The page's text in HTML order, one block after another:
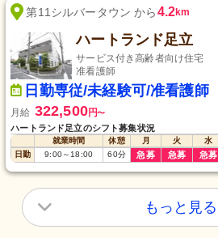
第11シルバータウン から4.2km
ハートランド足立
サービス付き高齢者向け住宅
准看護師
日勤専従/未経験可/准看護師
月給 322,500円〜
ハートランド足立のシフト募集状況
就業時間 休憩 月 火 水
日勤
9:00～18:00 60分 急募 急募 急募
もっと見る